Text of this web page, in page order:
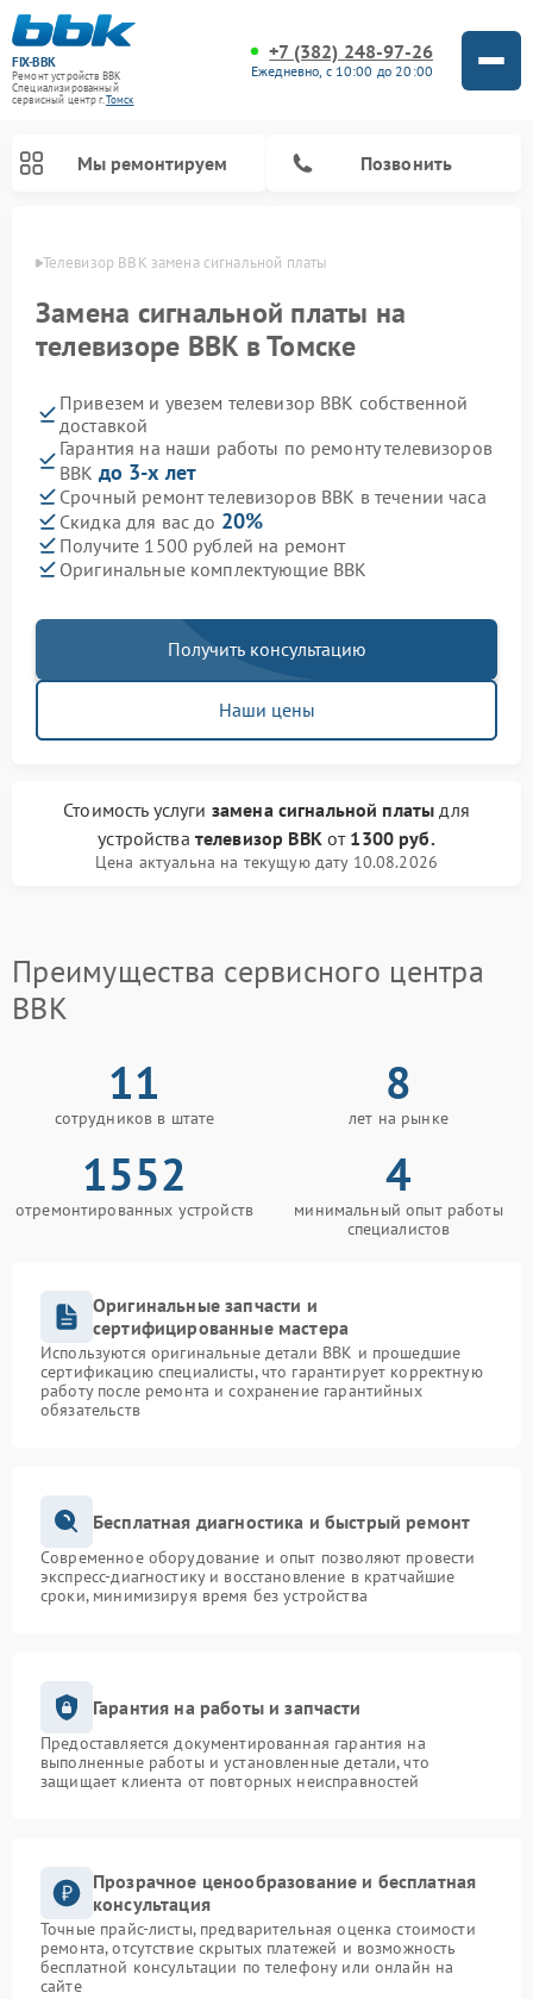
FIX-BBK
Ремонт устройств BBK
Специализированный
cервисный центр г.Томск
+7 (382) 248-97-26
Ежедневно, с 10:00 до 20:00
Мы ремонтируем Позвонить
Телевизор BBK замена сигнальной платы
Замена сигнальной платы на
телевизоре BBK в Томске
Привезем и увезем телевизор BBK собственной
доставкой
Гарантия на наши работы по ремонту телевизоров
BBK до 3-х лет
Срочный ремонт телевизоров BBK в течении часа
Скидка для вас до 20%
Получите 1500 рублей на ремонт
Оригинальные комплектующие BBK
Получить консультацию
Наши цены
Стоимость услуги замена сигнальной платы для
устройства телевизор BBKот 1300 руб.
Цена актуальна на текущую дату 10.08.2026
Преимущества сервисного центра
BBK
11
сотрудников в штате
8
лет на рынке
1552
отремонтированных устройств
4
минимальный опыт работы
специалистов
Оригинальные запчасти и
сертифицированные мастера
Используются оригинальные детали BBK и прошедшие
сертификацию специалисты, что гарантирует корректную
работу после ремонта и сохранение гарантийных
обязательств
Бесплатная диагностика и быстрый ремонт
Современное оборудование и опыт позволяют провести
экспресс-диагностику и восстановление в кратчайшие
сроки, минимизируя время без устройства
Гарантия на работы и запчасти
Предоставляется документированная гарантия на
выполненные работы и установленные детали, что
защищает клиента от повторных неисправностей
Прозрачное ценообразование и бесплатная
консультация
Точные прайс-листы, предварительная оценка стоимости
ремонта, отсутствие скрытых платежей и возможность
бесплатной консультации по телефону или онлайн на
сайте